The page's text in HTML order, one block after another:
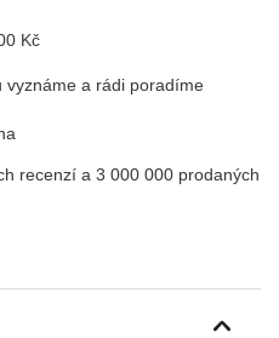
Kč
vyznáme a rádi poradíme
recenzí a 3 000 000 prodaných